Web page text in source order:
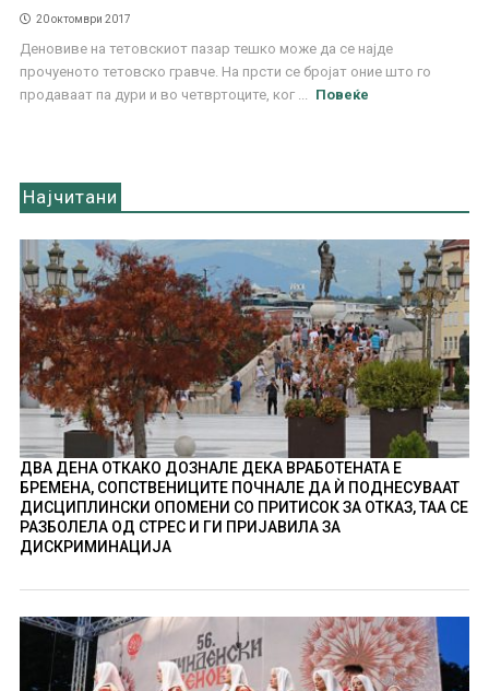
20 октомври 2017
Деновиве на тетовскиот пазар тешко може да се најде
прочуеното тетовско гравче. На прсти се бројат оние што го
продаваат па дури и во четвртоците, ког ...
Повеќе
Најчитани
ДВА ДЕНА ОТКАКО ДОЗНАЛЕ ДЕКА ВРАБОТЕНАТА Е
БРЕМЕНА, СОПСТВЕНИЦИТЕ ПОЧНАЛЕ ДА Ѝ ПОДНЕСУВААТ
ДИСЦИПЛИНСКИ ОПОМЕНИ СО ПРИТИСОК ЗА ОТКАЗ, ТАА СЕ
РАЗБОЛЕЛА ОД СТРЕС И ГИ ПРИЈАВИЛА ЗА
ДИСКРИМИНАЦИЈА